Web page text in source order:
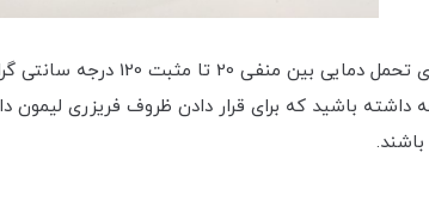
ظرف فریزری مستطیلی 1/6
داشته باشید که برای قرار دادن ظروف فریزری